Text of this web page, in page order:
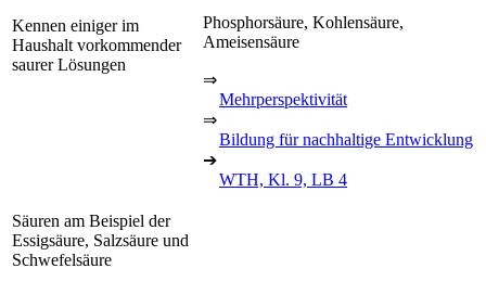
Kennen einiger im
Haushalt vorkommender
saurer Lösungen
Phosphorsäure, Kohlensäure,
Ameisensäure
⇒
Mehrperspektivität
⇒
Bildung für nachhaltige Entwicklung
➔
WTH, Kl. 9, LB 4
Säuren am Beispiel der
Essigsäure, Salzsäure und
Schwefelsäure